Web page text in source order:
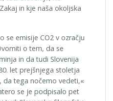
in kje naša okoljska
se emisije CO2 v ozračju
o tem, da se
in da tudi Slovenija
let prejšnjega stoletja
da tega nočemo vedeti,«
se je podpisalo pet